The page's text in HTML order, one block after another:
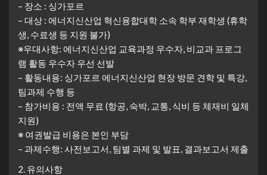
– 장소 : 싱가포르
– 대상 : 에너지신산업 혁신융합대학 소속 학부 재학생 (휴학
생, 수료생 등 지원 불가)
※︎우대사항: 에너지신산업 교육과정 우수자, 비교과 프로그
램 활동 우수자 우선 선발
– 활동내용: 싱가포르 에너지신산업 현장 방문 견학 및 특강,
팀과제 수행 등
– 참가비용 : 전액 무료 (항공, 숙박, 교통, 식비 등 체재비 일체
지원)
※︎ 여권발급 비용은 본인 부담
– 과제수행: 사전보고서, 팀별 과제 및 발표, 결과보고서 제출
2. 유의사항